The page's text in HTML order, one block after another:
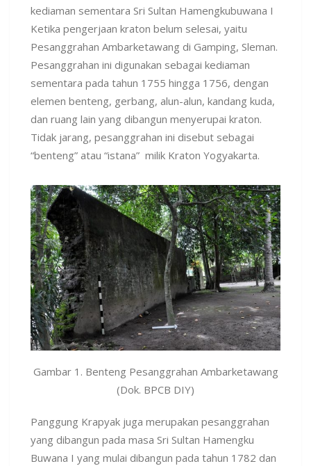
kediaman sementara Sri Sultan Hamengkubuwana I
Ketika pengerjaan kraton belum selesai, yaitu
Pesanggrahan Ambarketawang di Gamping, Sleman.
Pesanggrahan ini digunakan sebagai kediaman
sementara pada tahun 1755 hingga 1756, dengan
elemen benteng, gerbang, alun-alun, kandang kuda,
dan ruang lain yang dibangun menyerupai kraton.
Tidak jarang, pesanggrahan ini disebut sebagai
“benteng” atau “istana” milik Kraton Yogyakarta.
Gambar 1. Benteng Pesanggrahan Ambarketawang
(Dok. BPCB DIY)
Panggung Krapyak juga merupakan pesanggrahan
yang dibangun pada masa Sri Sultan Hamengku
Buwana I yang mulai dibangun pada tahun 1782 dan